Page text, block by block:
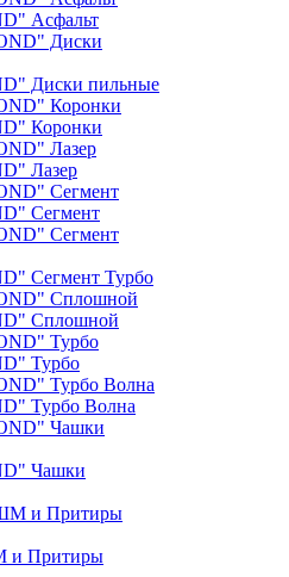
Асфальт
Диски пильные
Коронки
Лазер
Сегмент
Сегмент Турбо
Сплошной
Турбо
Турбо Волна
Чашки
Притиры